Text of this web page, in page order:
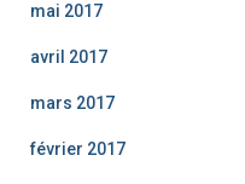
mai 2017
avril 2017
mars 2017
février 2017